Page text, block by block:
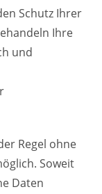
Schutz Ihrer
Ihre
und
Regel ohne
Soweit
Daten